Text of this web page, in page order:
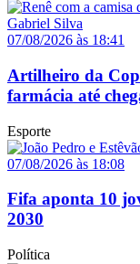
07/08/2026 às 18:41
Artilheiro da
farmácia até
Esporte
07/08/2026 às 18:08
Fifa aponta 10
2030
Política